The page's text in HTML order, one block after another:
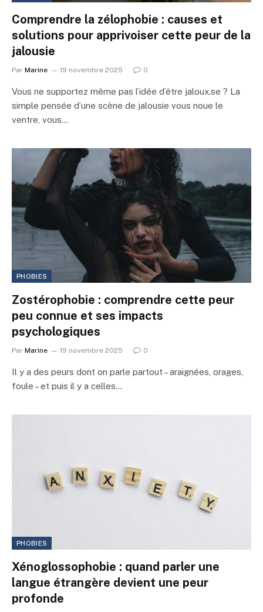
Comprendre la zélophobie : causes et
solutions pour apprivoiser cette peur de la
jalousie
Par Marine 19 novembre 2025 0
Vous ne supportez même pas l’idée d’être jaloux.se ? La
simple pensée d’une scène de jalousie vous noue le
ventre, vous…
PHOBIES
Zostérophobie : comprendre cette peur
peu connue et ses impacts
psychologiques
Par Marine 19 novembre 2025 0
Il y a des peurs dont on parle partout – araignées, orages,
foule – et puis il y a celles…
PHOBIES
Xénoglossophobie : quand parler une
langue étrangère devient une peur
profonde